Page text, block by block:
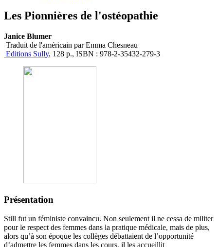
Les Pionnières de l'ostéopathie
Janice Blumer
Traduit de l'américain par Emma Chesneau
Editions Sully, 128 p., ISBN : 978-2-35432-279-3
Présentation
Still fut un féministe convaincu. Non seulement il ne cessa de militer
pour le respect des femmes dans la pratique médicale, mais de plus,
alors qu’à son époque les collèges débattaient de l’opportunité
d’admettre les femmes dans les cours, il les accueillit